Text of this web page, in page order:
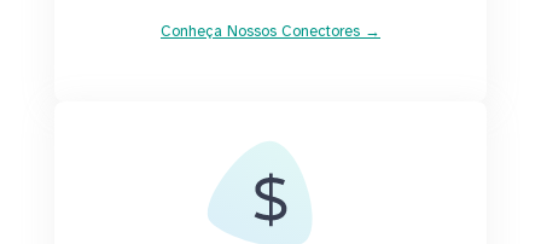
Conheça Nossos Conectores →